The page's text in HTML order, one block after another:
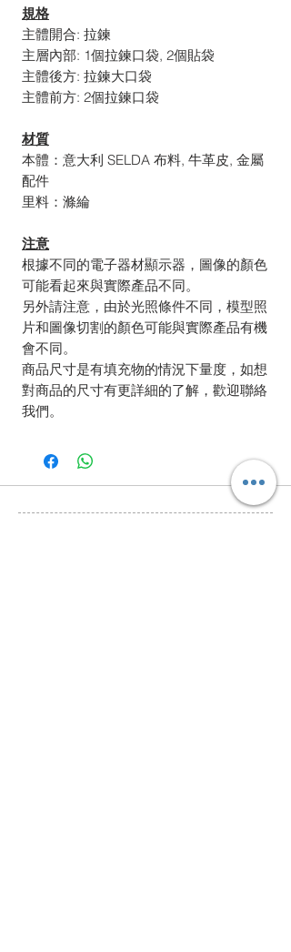
規格
主體開合: 拉鍊
主層內部: 1個拉鍊口袋, 2個貼袋
主體後方: 拉鍊大口袋
主體前方: 2個拉鍊口袋
材質
本體：意大利 SELDA 布料, 牛革皮, 金屬
配件
里料：滌綸
注意
根據不同的電子器材顯示器，圖像的顏色
可能看起來與實際產品不同。
另外請注意，由於光照條件不同，模型照
片和圖像切割的顏色可能與實際產品有機
會不同。
商品尺寸是有填充物的情況下量度，如想
對商品的尺寸有更詳細的了解，歡迎聯絡
我們。